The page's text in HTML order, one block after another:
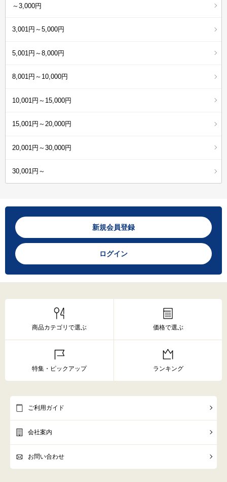
～3,000円
3,001円～5,000円
5,001円～8,000円
8,001円～10,000円
10,001円～15,000円
15,001円～20,000円
20,001円～30,000円
30,001円～
新規会員登録
ログイン
商品カテゴリで選ぶ 価格で選ぶ
特集・ピックアップ ランキング
ご利用ガイド
会社案内
お問い合わせ